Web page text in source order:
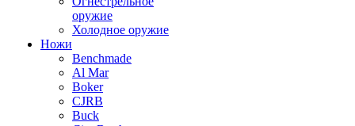
оружие
Холодное оружие
Ножи
Benchmade
Al Mar
Boker
CJRB
Buck